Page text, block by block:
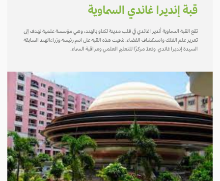
قبة إنديرا غاندي السماوية
تقع القبة السماوية أنديرا غاندي في قلب مدينة لكناو بالهند، وهي مؤسسة علمية تهدف إلى
تعزيز علم الفلك واستكشاف الفضاء. سُمّيت هذه القبة على اسم رئيسة وزراءالهند السابقة
السيدة إنديرا غاندي وتعدّ مركزًا للتعليم العلمي ومراقبة السماء.